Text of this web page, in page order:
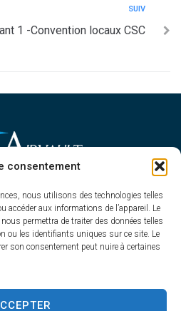
consentement
nous utilisons des technologies telles
accéder aux informations de l’appareil. Le
permettra de traiter des données telles
ou les identifiants uniques sur ce site. Le
son consentement peut nuire à certaines
SUIV
1 -Convention locaux CSC
D'AIRVAULT
Balquet,
Airvault
au vendredi